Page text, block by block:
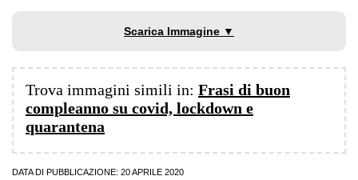
Scarica Immagine ▼
Trova immagini simili in: Frasi di buon
compleanno su covid, lockdown e
quarantena
DATA DI PUBBLICAZIONE: 20 APRILE 2020